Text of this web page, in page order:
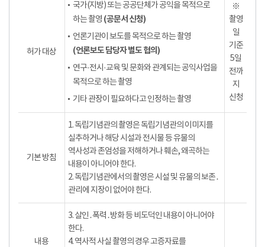
허가 대상
국가(지방) 또는 공공단체가 공익을 목적으로
하는 촬영 (공문서 신청)
언론기관이 보도를 목적으로 하는 촬영
(언론보도 담당자 별도 협의)
연구·전시·교육 및 문화와 관계되는 공익사업을
목적으로 하는 촬영
기타 관장이 필요하다고 인정하는 촬영
※
촬영
일
기준
5일
전까
지
신청
기본 방침
1. 독립기념관의 촬영은 독립기념관의 이미지를
실추하거나 해당 시설과 전시물 등 유물의
역사성과 존엄성을 저해하거나 훼손, 왜곡하는
내용이 아니어야 한다.
2. 독립기념관에서의 촬영은 시설 및 유물의 보존․
관리에 지장이 없어야 한다.
내용
3. 살인․폭력․방화 등 비도덕인 내용이 아니어야
한다.
4. 역사적 사실 촬영의 경우 고증자료를